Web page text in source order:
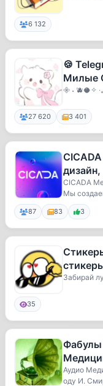
6 132
🍪
Милые
Cute
𖧷 ˖ 🫐🥥✧
27 620 3 401
дизайн,
CICADA
Мы
о...
87 83 3
Забирай
35
Фабулы
Аудио
оду И.